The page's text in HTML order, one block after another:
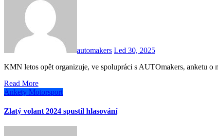
automakers Led 30, 2025
KMN letos opět organizuje, ve spolupráci s AUTOmakers, anketu
Read More
Ankety Motorsport
Zlatý volant 2024 spustil hlasování